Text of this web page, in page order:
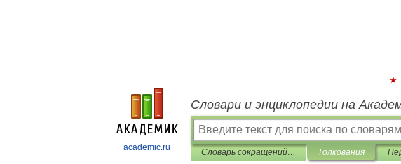
academic.ru
Словари и энциклопедии на
Словарь сокращений и аббревиатур Толкования